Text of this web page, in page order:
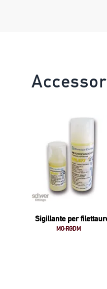
Sigillante per
MO-RGDM